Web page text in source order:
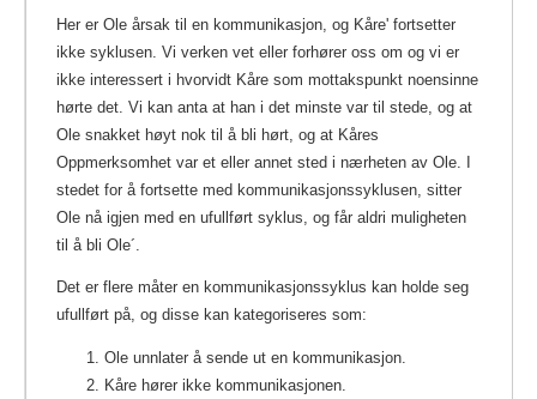
Her er Ole årsak til en kommunikasjon, og Kåre' fortsetter
ikke syklusen. Vi verken vet eller forhører oss om og vi er
ikke interessert i hvorvidt Kåre som mottakspunkt noensinne
hørte det. Vi kan anta at han i det minste var til stede, og at
Ole snakket høyt nok til å bli hørt, og at Kåres
Oppmerksomhet var et eller annet sted i nærheten av Ole. I
stedet for å fortsette med kommunikasjonssyklusen, sitter
Ole nå igjen med en ufullført syklus, og får aldri muligheten
til å bli Ole´.
Det er flere måter en kommunikasjonssyklus kan holde seg
ufullført på, og disse kan kategoriseres som:
Ole unnlater å sende ut en kommunikasjon.
Kåre hører ikke kommunikasjonen.